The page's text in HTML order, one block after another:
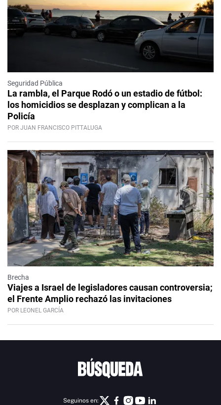
Seguridad Pública
La rambla, el Parque Rodó o un estadio de fútbol:
los homicidios se desplazan y complican a la
Policía
POR JUAN FRANCISCO PITTALUGA
Brecha
Viajes a Israel de legisladores causan controversia;
el Frente Amplio rechazó las invitaciones
POR LEONEL GARCÍA
Seguinos en: